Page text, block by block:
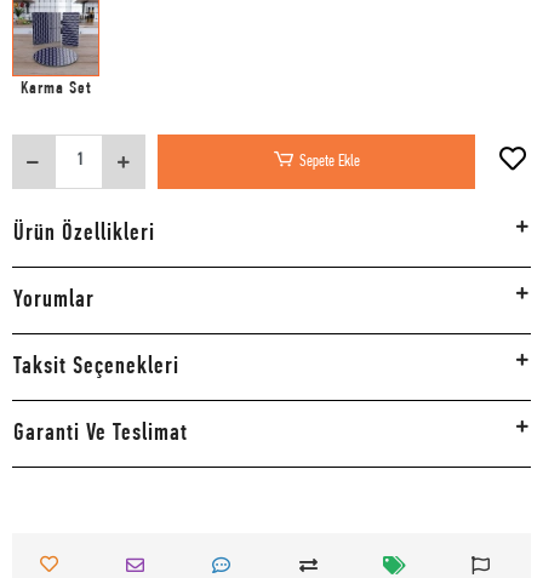
Karma Set
Sepete Ekle
Ürün Özellikleri
Yorumlar
Taksit Seçenekleri
Garanti Ve Teslimat